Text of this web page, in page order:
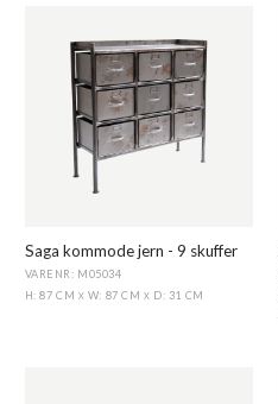
Saga kommode jern - 9 skuffer
VARENR: M05034
H: 87 CM X W: 87 CM X D: 31 CM